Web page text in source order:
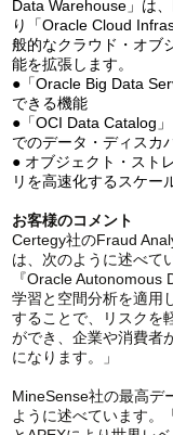
Data Warehouse」は
り「Oracle Cloud
般的なクラウド・オブ
能を拡張します。
●「Oracle Big Data
できる機能
●「OCI Data Catalog
でのデータ・ディスカ
● オブジェクト・スト
リを高速化するスケー
お客様のコメント
Certegy社のFraud
は、次のように述べて
『Oracle
学習と空間分析を適用
することで、リスクを
ができ、企業や消費者
になります。」
MineSense社の最高
ように述べています。